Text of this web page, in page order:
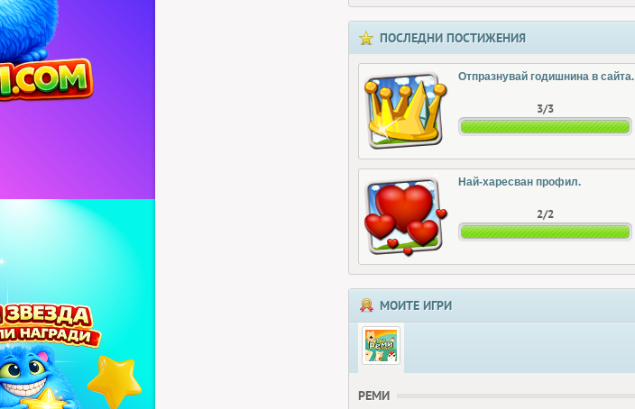
ПОСЛЕДНИ ПОСТИЖЕНИЯ
Отпразнувай годишнина в сайта.
3/3
Най-харесван профил.
2/2
МОИТЕ ИГРИ
РЕМИ